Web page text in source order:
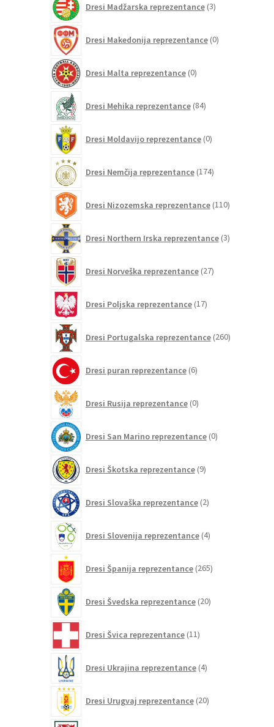
Dresi Madžarska reprezentance 3izdelki
Dresi Makedonija reprezentance 0izdelkov
Dresi Malta reprezentance 0izdelkov
Dresi Mehika reprezentance 84izdelkov
Dresi Moldavijo reprezentance 0izdelkov
Dresi Nemčija reprezentance 174izdelkov
Dresi Nizozemska reprezentance 110izdelkov
Dresi Northern Irska reprezentance 3izdelki
Dresi Norveška reprezentance 27izdelkov
Dresi Poljska reprezentance 17izdelkov
Dresi Portugalska reprezentance 260izdelkov
Dresi puran reprezentance 6izdelkov
Dresi Rusija reprezentance 0izdelkov
Dresi San Marino reprezentance 0izdelkov
Dresi Škotska reprezentance 9izdelkov
Dresi Slovaška reprezentance 2izdelka
Dresi Slovenija reprezentance 4izdelki
Dresi Španija reprezentance 265izdelkov
Dresi Švedska reprezentance 20izdelkov
Dresi Švica reprezentance 11izdelkov
Dresi Ukrajina reprezentance 4izdelki
Dresi Urugvaj reprezentance 20izdelkov